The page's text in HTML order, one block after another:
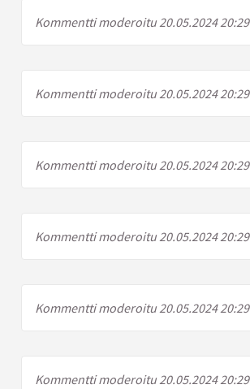
Kommentti moderoitu 20.05.2024 20:29
Kommentti moderoitu 20.05.2024 20:29
Kommentti moderoitu 20.05.2024 20:29
Kommentti moderoitu 20.05.2024 20:29
Kommentti moderoitu 20.05.2024 20:29
Kommentti moderoitu 20.05.2024 20:29